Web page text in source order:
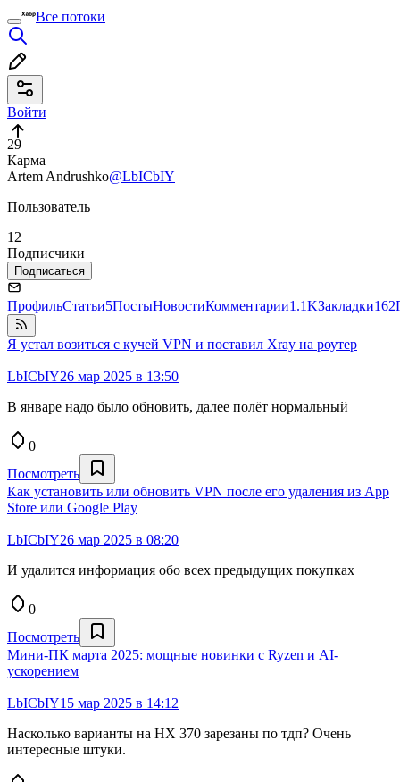
Все потоки
Войти
29
Карма
Artem Andrushko@LbICbIY
Пользователь
12
Подписчики
Подписаться
ПрофильСтатьи5ПостыНовостиКомментарии1.1KЗакладки162
Я устал возиться с кучей VPN и поставил Xray на роутер
LbICbIY26 мар 2025 в 13:50
В январе надо было обновить, далее полёт нормальный
0
Посмотреть
Как установить или обновить VPN после его удаления из App
Store или Google Play
LbICbIY26 мар 2025 в 08:20
И удалится информация обо всех предыдущих покупках
0
Посмотреть
Мини-ПК марта 2025: мощные новинки с Ryzen и AI-
ускорением
LbICbIY15 мар 2025 в 14:12
Насколько варианты на HX 370 зарезаны по тдп? Очень
интересные штуки.